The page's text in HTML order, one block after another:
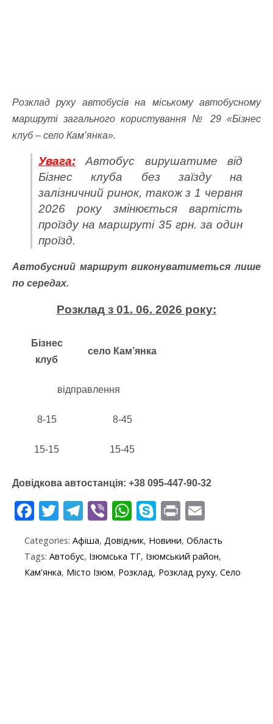
Розклад руху автобусів на міському автобусному
маршруті загального користування № 29 «Бізнес
клуб – село Кам’янка».
Увага: Автобус вирушатиме від
Бізнес клуба без заїзду на
залізничний ринок, також з 1 червня
2026 року змінюється вартість
проїзду на маршруті 35 грн. за один
проїзд.
Автобусний маршрут виконуватиметься лише
по середах.
Розклад з 01. 06. 2026 року:
Бізнес
клуб
село Кам’янка
відправлення
8-15 8-45
15-15 15-45
Довідкова автостанція: +38 095-447-90-32
F
e
b
T
itt
er
T
e
gr
Vi
er
W
at
s
S
y
p
Pr
in
t ai
l
Categories: Афіша, Довідник, Новини, Область
Tags: Автобус, Ізюмська ТГ, Ізюмський район,
Кам'янка, Місто Ізюм, Розклад, Розклад руху, Село